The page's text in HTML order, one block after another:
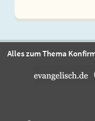
Alles zum Thema